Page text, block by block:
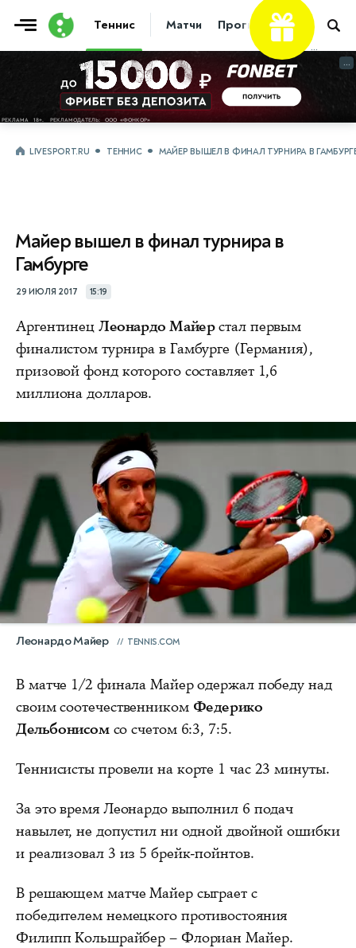
Теннис Матчи Прогнозы Новости
...
...
LIVESPORT.RU ТЕННИС МАЙЕР ВЫШЕЛ В ФИНАЛ ТУРНИРА В
Майер вышел в финал турнира в
Гамбурге
29 ИЮЛЯ 2017 15:19
Аргентинец Леонардо Майерстал первым
финалистом турнира в Гамбурге (Германия),
призовой фонд которого составляет 1,6
миллиона долларов.
Леонардо Майер TENNIS.COM
В матче 1/2 финала Майер одержал победу над
своим соотечественником Федерико
Дельбонисомсо счетом 6:3, 7:5.
Теннисисты провели на корте 1 час 23 минуты.
За это время Леонардо выполнил 6 подач
навылет, не допустил ни одной двойной ошибки
и реализовал 3 из 5 брейк-пойнтов.
В решающем матче Майер сыграет с
победителем немецкого противостояния
Филипп Кольшрайбер – Флориан Майер.